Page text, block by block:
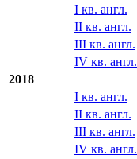
I кв. англ.
II кв. англ.
III кв. англ.
IV кв. англ.
2018
I кв. англ.
II кв. англ.
III кв. англ.
IV кв. англ.